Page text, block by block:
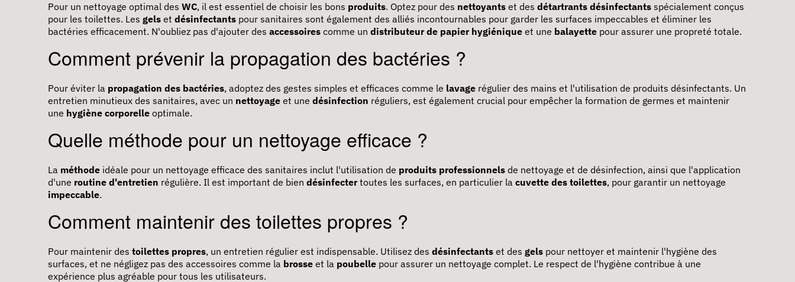
Pour un nettoyage optimal des WC, il est essentiel de choisir les bons produits. Optez pour des nettoyants et des détartrants désinfectants spécialement conçus
pour les toilettes. Les gels et désinfectants pour sanitaires sont également des alliés incontournables pour garder les surfaces impeccables et éliminer les
bactéries efficacement. N'oubliez pas d'ajouter des accessoires comme un distributeur de papier hygiénique et une balayette pour assurer une propreté totale.
Comment prévenir la propagation des bactéries ?
Pour éviter la propagation des bactéries, adoptez des gestes simples et efficaces comme le lavage régulier des mains et l'utilisation de produits désinfectants. Un
entretien minutieux des sanitaires, avec un nettoyage et une désinfection réguliers, est également crucial pour empêcher la formation de germes et maintenir
une hygiène corporelle optimale.
Quelle méthode pour un nettoyage efficace ?
La méthode idéale pour un nettoyage efficace des sanitaires inclut l'utilisation de produits professionnels de nettoyage et de désinfection, ainsi que l'application
d'une routine d'entretien régulière. Il est important de bien désinfectertoutes les surfaces, en particulier la cuvette des toilettes, pour garantir un nettoyage
impeccable.
Comment maintenir des toilettes propres ?
Pour maintenir des toilettes propres, un entretien régulier est indispensable. Utilisez des désinfectants et des gels pour nettoyer et maintenir l'hygiène des
surfaces, et ne négligez pas des accessoires comme la brosse et la poubelle pour assurer un nettoyage complet. Le respect de l'hygiène contribue à une
expérience plus agréable pour tous les utilisateurs.